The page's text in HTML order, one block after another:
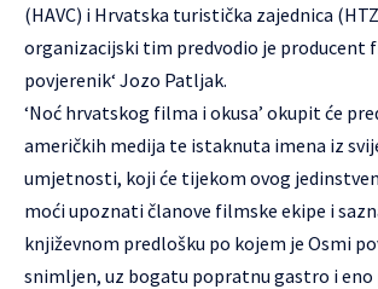
(HAVC) i Hrvatska turistička zajednica
organizacijski tim predvodio je producent
povjerenik‘ Jozo Patljak.
‘Noć hrvatskog filma i okusa’ okupit će
američkih medija te istaknuta imena iz
umjetnosti, koji će tijekom ovog
moći upoznati članove filmske ekipe i
književnom predlošku po kojem je Osmi
snimljen, uz bogatu popratnu gastro i eno